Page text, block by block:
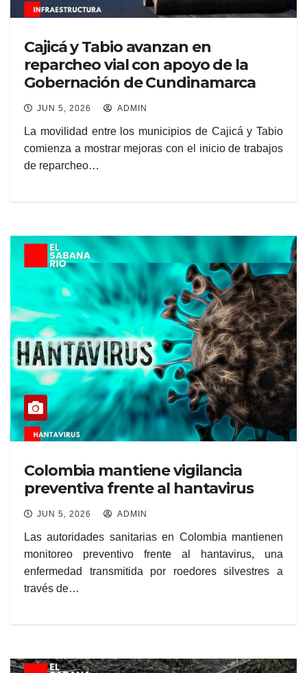
Cajicá y Tabio avanzan en
reparcheo vial con apoyo de la
Gobernación de Cundinamarca
JUN 5, 2026 ADMIN
La movilidad entre los municipios de Cajicá y Tabio
comienza a mostrar mejoras con el inicio de trabajos
de reparcheo…
Colombia mantiene vigilancia
preventiva frente al hantavirus
JUN 5, 2026 ADMIN
Las autoridades sanitarias en Colombia mantienen
monitoreo preventivo frente al hantavirus, una
enfermedad transmitida por roedores silvestres a
través de…